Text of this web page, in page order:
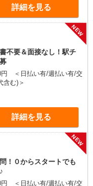
詳細を見る
NEW
要＆面接なし！駅チ
円 ＜日払い有/週払い有/交
含む)＞
詳細を見る
NEW
！０からスタートでも
円 ＜日払い有/週払い有/交